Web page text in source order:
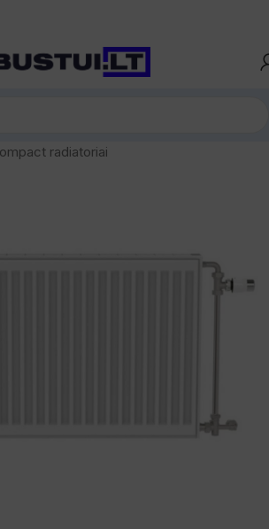
radiatoriai